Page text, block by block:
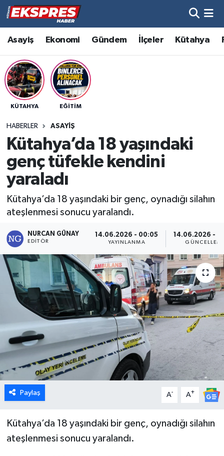
Asayiş Ekonomi Gündem İlçeler Kütahya
KÜTAHYA EĞITIM
HABERLER ASAYIŞ
Kütahya’da 18 yaşındaki
genç tüfekle kendini
yaraladı
Kütahya’da 18 yaşındaki bir genç, oynadığı silahın
ateşlenmesi sonucu yaralandı.
NURCAN GÜNAY
EDITÖR
14.06.2026 - 00:05
YAYINLANMA
14.06.2026 -
Paylaş A- A+
Kütahya’da 18 yaşındaki bir genç, oynadığı silahın
ateşlenmesi sonucu yaralandı.
Altıntaş
Asayiş
Aslanapa
Bölge
Çavdarhisar
Dumlupınar
Dünya
Eğitim
Ekonomi
Emet
Foto Galeri
Gediz
Genel
Gündem
Hava Durumu
Trafik Durumu
Süper Lig Puan Durumu ve Fikstür
Son Dakika Haberleri
Haber Arşivi